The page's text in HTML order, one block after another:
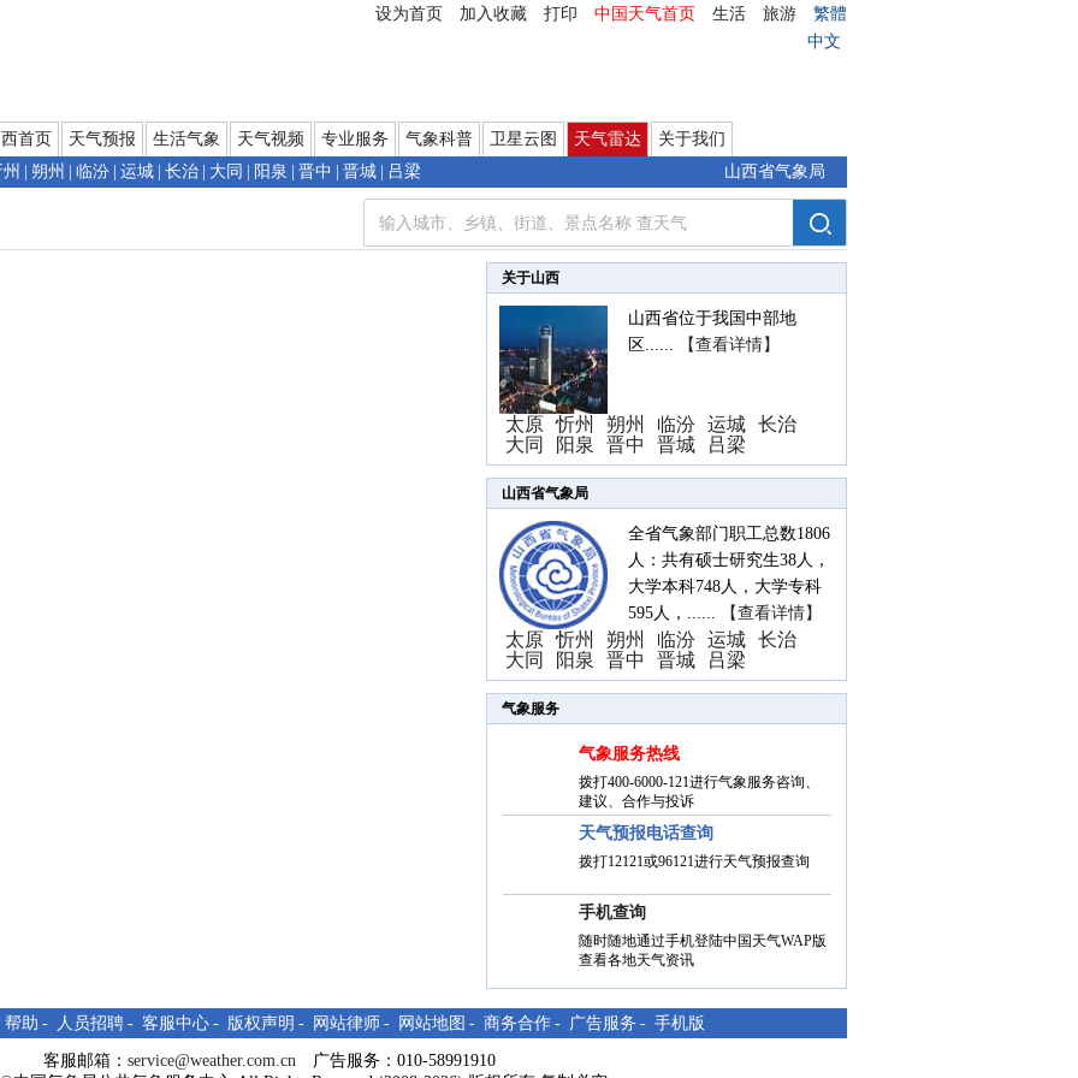
设为首页 加入收藏 打印 中国天气首页 生活 旅游
繁體
中文
首页 天气预报 生活气象 天气视频 专业服务 气象科普 卫星云图 天气雷达
关于我们
朔州 临汾 运城 长治 大同 阳泉 晋中 晋城 吕梁 山西省气象局
关于山西
山西省位于我国中部地
区......
【查看详情】
太原 忻州 朔州 临汾 运城 长治
大同
阳泉 晋中 晋城 吕梁
山西省气象局
全省气象部门职工总数1806
人：共有硕士研究生38人，
大学本科748人，大学专科
595人，......
【查看详情】
太原 忻州 朔州 临汾 运城 长治
大同
阳泉 晋中 晋城 吕梁
气象服务
气象服务热线
拨打400-6000-121进行气象服务咨询、
建议、合作与投诉
天气预报电话查询
拨打12121或96121进行天气预报查询
手机查询
随时随地通过手机登陆中国天气WAP版
查看各地天气资讯
帮助 - 人员招聘 - 客服中心 - 版权声明 - 网站律师 - 网站地图 - 商务合作 - 广告服务 - 手机版
客服邮箱： service@weather.com.cn 广告服务：010-58991910